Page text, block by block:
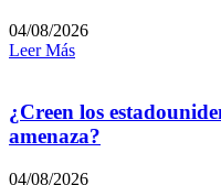
04/08/2026
Leer Más
¿Creen los
amenaza?
04/08/2026